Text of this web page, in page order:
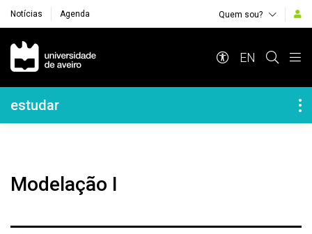
Notícias Agenda Quem sou?
Navegação Principal
EN
Navegação Lateral
estudar
Modelação I